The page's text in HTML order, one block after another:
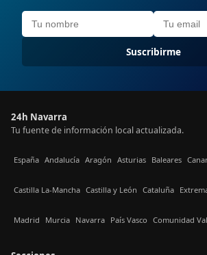
Suscribirme
24h Navarra
Tu fuente de información local actualizada.
España Andalucía Aragón Asturias Baleares
Castilla La-Mancha Castilla y León Cataluña
Madrid Murcia Navarra País Vasco Comunidad